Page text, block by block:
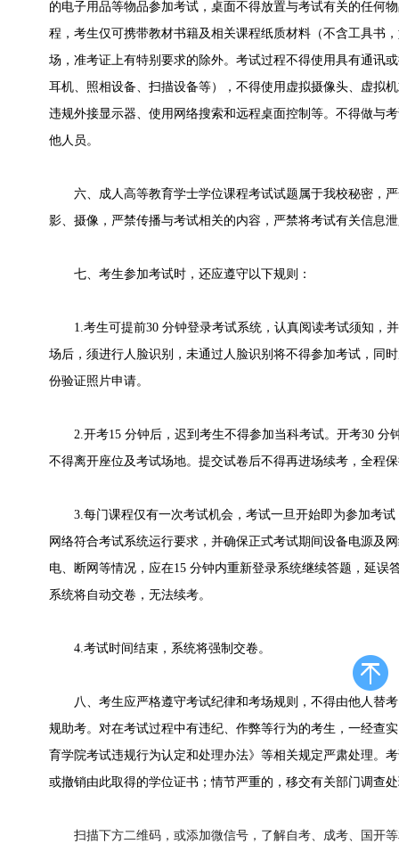
的电子用品等物品参加考试，桌面不得放置与考试有关的任何
程，考生仅可携带教材书籍及相关课程纸质材料（不含工具书
场，准考证上有特别要求的除外。考试过程不得使用具有通讯
耳机、照相设备、扫描设备等），不得使用虚拟摄像头、虚拟
违规外接显示器、使用网络搜索和远程桌面控制等。不得做与
他人员。
六、成人高等教育学士学位课程考试试题属于我校秘密，严
影、摄像，严禁传播与考试相关的内容，严禁将考试有关信息
七、考生参加考试时，还应遵守以下规则：
1.考生可提前30 分钟登录考试系统，认真阅读考试须知，
场后，须进行人脸识别，未通过人脸识别将不得参加考试，同
份验证照片申请。
2.开考15 分钟后，迟到考生不得参加当科考试。开考30 分
不得离开座位及考试场地。提交试卷后不得再进场续考，全程
3.每门课程仅有一次考试机会，考试一旦开始即为参加考试
网络符合考试系统运行要求，并确保正式考试期间设备电源及
电、断网等情况，应在15 分钟内重新登录系统继续答题，延误
系统将自动交卷，无法续考。
4.考试时间结束，系统将强制交卷。
八、考生应严格遵守考试纪律和考场规则，不得由他人替考
规助考。对在考试过程中有违纪、作弊等行为的考生，一经查
育学院考试违规行为认定和处理办法》等相关规定严肃处理。
或撤销由此取得的学位证书；情节严重的，移交有关部门调查
扫描下方二维码，或添加微信号，了解自考、成考、国开